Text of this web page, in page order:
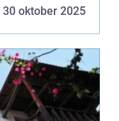
30 oktober 2025